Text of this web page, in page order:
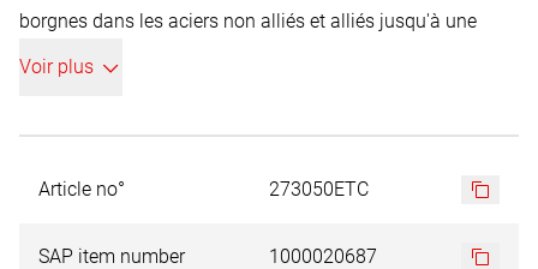
borgnes dans les aciers non alliés et alliés jusqu'à une
résistance de 1000 N/mm² et les métaux non ferreux. Le
matériaux à haute résistance et pour les longs canaux de
correspondant. La teneur en cobalt de 5 % garantit une
Voir plus
Article no° 273050ETC
SAP item number 1000020687